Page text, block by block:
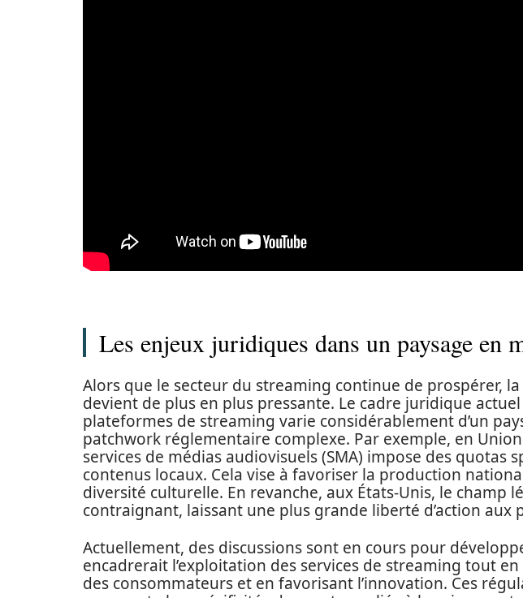
Les enjeux juridiques dans un paysage en
Alors que le secteur du streaming continue de prospérer,
devient de plus en plus pressante. Le cadre juridique
plateformes de streaming varie considérablement d’un
patchwork réglementaire complexe. Par exemple, en
services de médias audiovisuels (SMA) impose des quotas
contenus locaux. Cela vise à favoriser la production
diversité culturelle. En revanche, aux États-Unis, le champ
contraignant, laissant une plus grande liberté d’action aux
Actuellement, des discussions sont en cours pour
encadrerait l’exploitation des services de streaming tout
des consommateurs et en favorisant l’innovation. Ces